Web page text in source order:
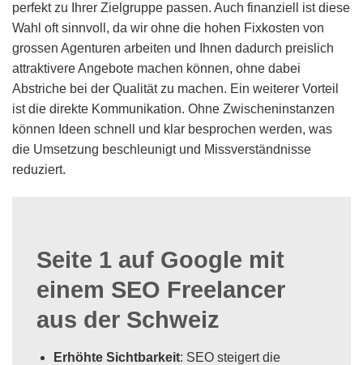
perfekt zu Ihrer Zielgruppe passen. Auch finanziell ist diese
Wahl oft sinnvoll, da wir ohne die hohen Fixkosten von
grossen Agenturen arbeiten und Ihnen dadurch preislich
attraktivere Angebote machen können, ohne dabei
Abstriche bei der Qualität zu machen. Ein weiterer Vorteil
ist die direkte Kommunikation. Ohne Zwischeninstanzen
können Ideen schnell und klar besprochen werden, was
die Umsetzung beschleunigt und Missverständnisse
reduziert.
Seite 1 auf Google mit
einem SEO Freelancer
aus der Schweiz
Erhöhte Sichtbarkeit: SEO steigert die